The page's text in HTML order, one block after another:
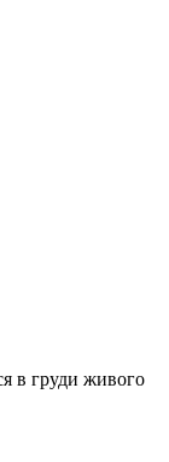
в груди живого